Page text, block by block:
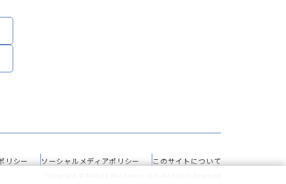
リシー ソーシャルメディアポリシー このサイトについて